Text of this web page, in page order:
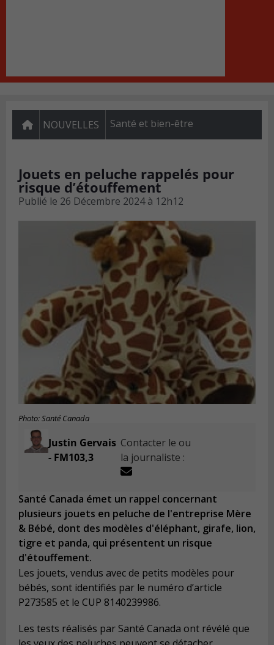
NOUVELLES Santé et bien-être
Jouets en peluche rappelés pour
risque d’étouffement
Publié le 26 Décembre 2024 à 12h12
Photo: Santé Canada
Justin Gervais
- FM103,3
Contacter le ou
la journaliste :
Santé Canada émet un rappel concernant
plusieurs jouets en peluche de l'entreprise Mère
& Bébé, dont des modèles d'éléphant, girafe, lion,
tigre et panda, qui présentent un risque
d'étouffement.
Les jouets, vendus avec de petits modèles pour
bébés, sont identifiés par le numéro d’article
P273585 et le CUP 8140239986.
Les tests réalisés par Santé Canada ont révélé que